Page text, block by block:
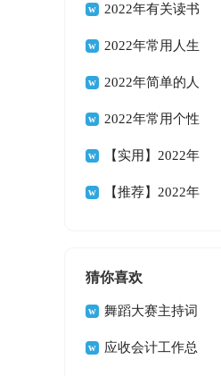
言说说（通用90
句）
2022年有关读书
的格言合集84句
2022年常用人生
格言警句锦集40句
2022年简单的人
生励志座右铭锦集
88条
2022年常用个性
人生格言集锦38条
【实用】2022年
人生格言警句摘录
【推荐】2022年
猜你喜欢
舞蹈大赛主持词
14篇应收会计工作总